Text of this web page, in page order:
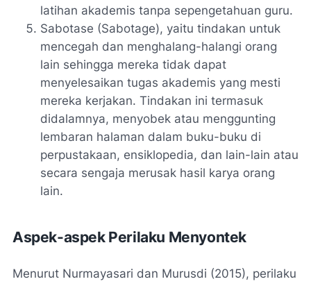
latihan akademis tanpa sepengetahuan guru.
Sabotase (Sabotage), yaitu tindakan untuk
mencegah dan menghalang-halangi orang
lain sehingga mereka tidak dapat
menyelesaikan tugas akademis yang mesti
mereka kerjakan. Tindakan ini termasuk
didalamnya, menyobek atau menggunting
lembaran halaman dalam buku-buku di
perpustakaan, ensiklopedia, dan lain-lain atau
secara sengaja merusak hasil karya orang
lain.
Aspek-aspek Perilaku Menyontek
Menurut Nurmayasari dan Murusdi (2015), perilaku